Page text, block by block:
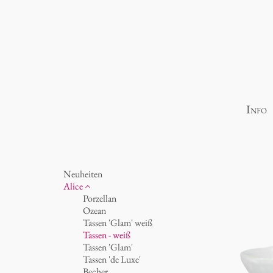
Info
Neuheiten
Alice
Porzellan
Ozean
Tassen 'Glam' weiß
Tassen - weiß
Tassen 'Glam'
Tassen 'de Luxe'